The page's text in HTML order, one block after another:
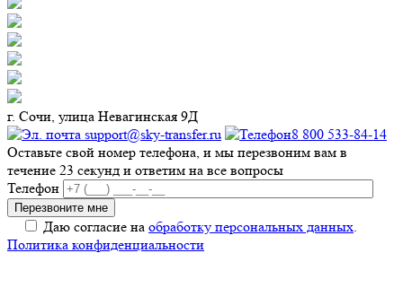
г. Сочи, улица Невагинская 9Д
support@sky-transfer.ru
8 800 533-84-14
Оставьте свой номер телефона, и мы перезвоним вам в
течение 23 секунд и ответим на все вопросы
Телефон
Даю согласие на обработку персональных данных
Политика конфиденциальности